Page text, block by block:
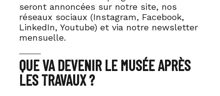
seront annoncées sur notre site, nos
réseaux sociaux (Instagram, Facebook,
LinkedIn, Youtube) et via notre newsletter
mensuelle.
QUE VA DEVENIR LE MUSÉE APRÈS
LES TRAVAUX ?